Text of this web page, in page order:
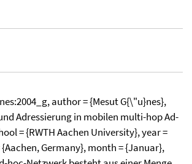
author = {Mesut G{\"u}nes},
Adressierung in mobilen multi-hop Ad-
= {RWTH Aachen University}, year =
{Aachen, Germany}, month = {Januar},